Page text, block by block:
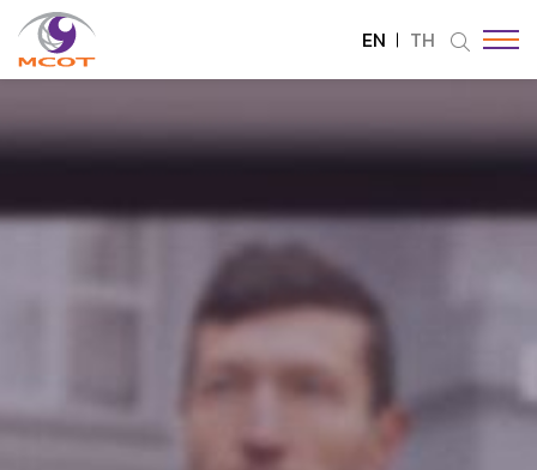
EN TH
Enhanced by